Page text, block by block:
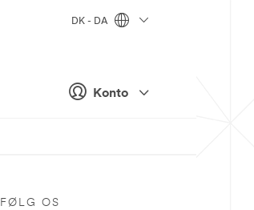
Konto
DK - DA
FØLG OS